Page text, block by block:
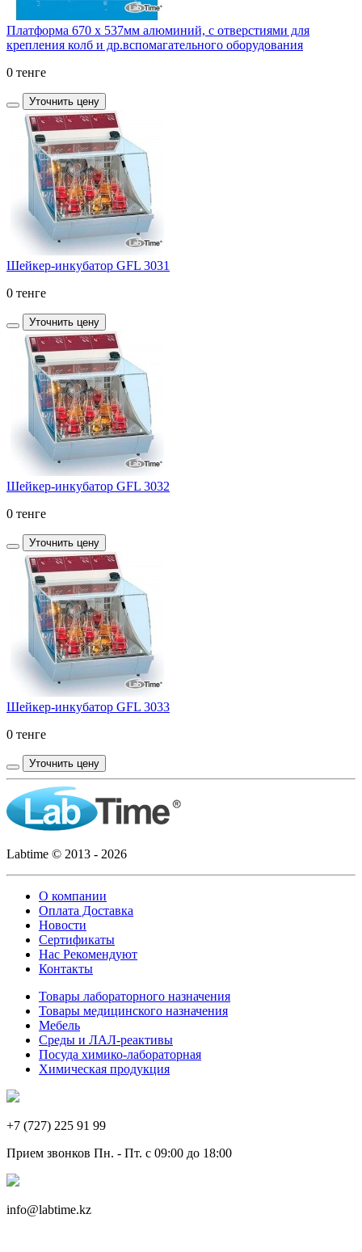
Платформа 670 x 537мм алюминий, с отверстиями для
крепления колб и др.вспомагательного оборудования
0 тенге
Уточнить цену
Шейкер-инкубатор GFL 3031
0 тенге
Уточнить цену
Шейкер-инкубатор GFL 3032
0 тенге
Уточнить цену
Шейкер-инкубатор GFL 3033
0 тенге
Уточнить цену
Labtime © 2013 - 2026
О компании
Оплата Доставка
Новости
Сертификаты
Нас Рекомендуют
Контакты
Товары лабораторного назначения
Товары медицинского назначения
Мебель
Среды и ЛАЛ-реактивы
Посуда химико-лабораторная
Химическая продукция
+7 (727) 225 91 99
Прием звонков Пн. - Пт. с 09:00 до 18:00
info@labtime.kz